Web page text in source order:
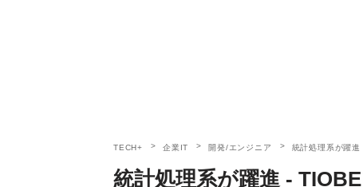
TECH+ 企業IT 開発/エンジニア 統計処理系が躍
統計処理系が躍進 -